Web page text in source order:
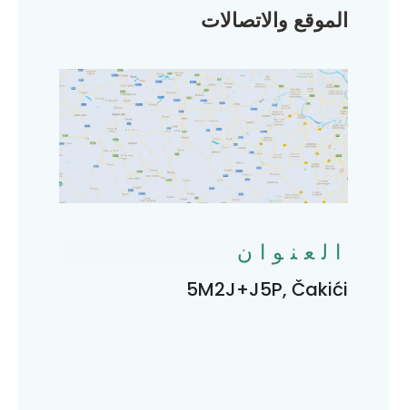
الموقع والاتصالات
العنوان
5M2J+J5P, Čakići